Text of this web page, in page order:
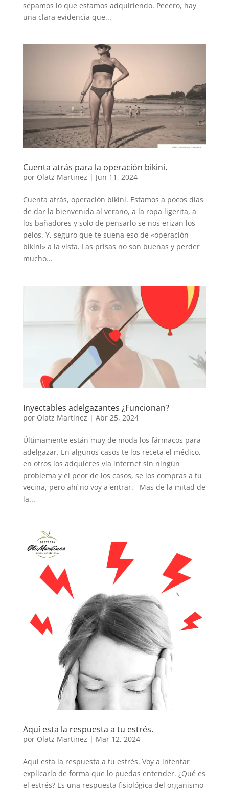
sepamos lo que estamos adquiriendo. Peeero, hay
una clara evidencia que...
Cuenta atrás para la operación bikini.
por Olatz Martinez | Jun 11, 2024
Cuenta atrás, operación bikini. Estamos a pocos días
de dar la bienvenida al verano, a la ropa ligerita, a
los bañadores y solo de pensarlo se nos erizan los
pelos. Y, seguro que te suena eso de «operación
bikini» a la vista. Las prisas no son buenas y perder
mucho...
Inyectables adelgazantes ¿Funcionan?
por Olatz Martinez | Abr 25, 2024
Últimamente están muy de moda los fármacos para
adelgazar. En algunos casos te los receta el médico,
en otros los adquieres vía internet sin ningún
problema y el peor de los casos, se los compras a tu
vecina, pero ahí no voy a entrar. Mas de la mitad de
la...
Aquí esta la respuesta a tu estrés.
por Olatz Martinez | Mar 12, 2024
Aquí esta la respuesta a tu estrés. Voy a intentar
explicarlo de forma que lo puedas entender. ¿Qué es
el estrés? Es una respuesta fisiológica del organismo